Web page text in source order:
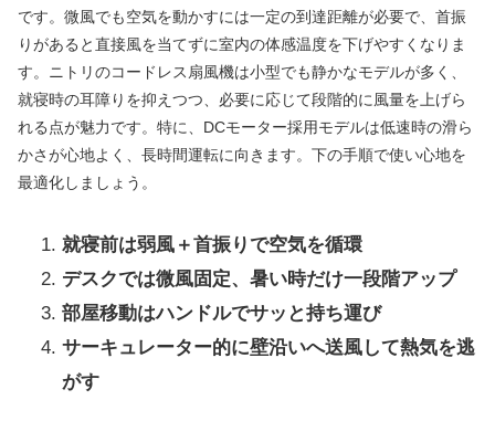
です。微風でも空気を動かすには一定の到達距離が必要で、首振
りがあると直接風を当てずに室内の体感温度を下げやすくなりま
す。ニトリのコードレス扇風機は小型でも静かなモデルが多く、
就寝時の耳障りを抑えつつ、必要に応じて段階的に風量を上げら
れる点が魅力です。特に、DCモーター採用モデルは低速時の滑ら
かさが心地よく、長時間運転に向きます。下の手順で使い心地を
最適化しましょう。
就寝前は弱風＋首振りで空気を循環
デスクでは微風固定、暑い時だけ一段階アップ
部屋移動はハンドルでサッと持ち運び
サーキュレーター的に壁沿いへ送風して熱気を逃
がす